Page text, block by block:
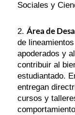
Sociales y
2.Área de
de
apoderados y
contribuir al
estudiantado.
entregan
cursos y